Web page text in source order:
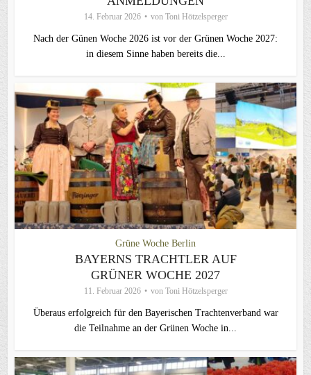
14. Februar 2026 von Toni Hötzelsperger
Nach der Günen Woche 2026 ist vor der Grünen Woche 2027:
in diesem Sinne haben bereits die...
Grüne Woche Berlin
BAYERNS TRACHTLER AUF
GRÜNER WOCHE 2027
11. Februar 2026 von Toni Hötzelsperger
Überaus erfolgreich für den Bayerischen Trachtenverband war
die Teilnahme an der Grünen Woche in...